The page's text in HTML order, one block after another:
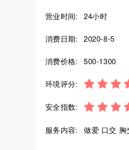
营业时间: 24小时
消费日期: 2020-8-5
消费价格: 500-1300
环境评分:
安全指数:
服务内容: 做爱 口交 胸